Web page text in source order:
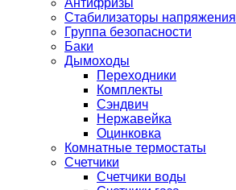
Антифризы
Стабилизаторы напряжения
Группа безопасности
Баки
Дымоходы
Переходники
Комплекты
Сэндвич
Нержавейка
Оцинковка
Комнатные термостаты
Счетчики
Счетчики воды